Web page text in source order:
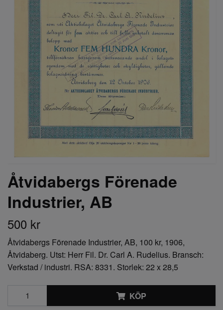
Åtvidabergs Förenade
Industrier, AB
500 kr
Åtvidabergs Förenade Industrier, AB, 100 kr, 1906,
Åtvidaberg. Utst: Herr Fil. Dr. Carl A. Rudelius. Bransch:
Verkstad / industri. RSA: 8331. Storlek: 22 x 28,5
KÖP